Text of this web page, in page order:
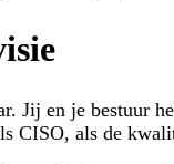
Jij en je bestuur
CISO, als de